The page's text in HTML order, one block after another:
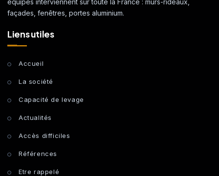
équipes interviennent sur toute la France : murs-rideaux,
façades, fenêtres, portes aluminium.
Liens utiles
Accueil
La société
Capacité de levage
Actualités
Accès difficiles
Références
Etre rappelé